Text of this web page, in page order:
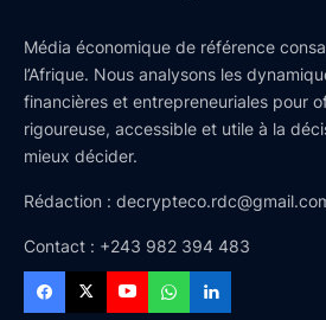
Média économique de référence
l’Afrique. Nous analysons les
financières et entrepreneuriales pour
rigoureuse, accessible et utile à la
mieux décider.
Rédaction :
Contact : +243 982 394 483